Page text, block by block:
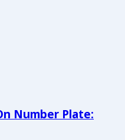
Number Plate: